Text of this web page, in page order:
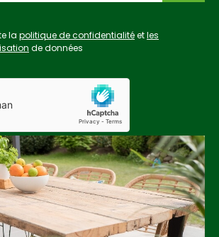
la politique de confidentialitéetles
de données